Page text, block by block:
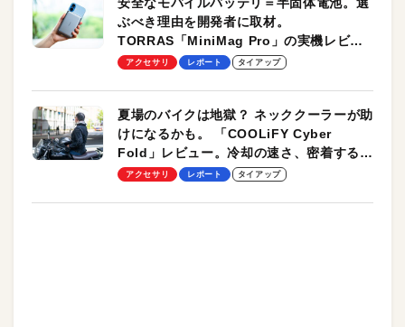
安全なモバイルバッテリ＝半固体電池。選
ぶべき理由を開発者に取材。
TORRAS「MiniMag Pro」の実機レビュ
ーも
アクセサリ レポート タイアップ
夏場のバイクは地獄？ ネッククーラーが助
けになるかも。 「COOLiFY Cyber
Fold」レビュー。冷却の速さ、密着する冷
却プレート、シンプルな操作性がグッド！
アクセサリ レポート タイアップ